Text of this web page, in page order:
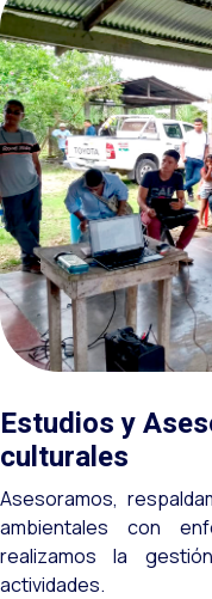
Estudios y
culturales
Asesoramos,
ambientales con
realizamos la
actividades.